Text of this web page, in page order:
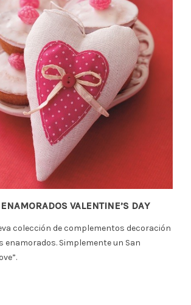
VALENTINE’S DAY
colección de complementos decoración
enamorados. Simplemente un San